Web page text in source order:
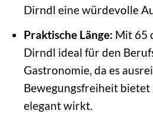
Dirndl eine würdevolle
Praktische Länge: Mit 65
Dirndl ideal für den
Gastronomie, da es
Bewegungsfreiheit bietet
elegant wirkt.